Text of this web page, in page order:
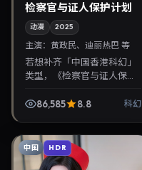
检察官与证人保护计划
动漫 2025
主演： 黄政民、迪丽热巴 等
若想补齐「中国香港科幻」
类型，《检察官与证人保护
演，黄政民、迪丽热巴主
86,585 8.8 科幻
中国 HDR